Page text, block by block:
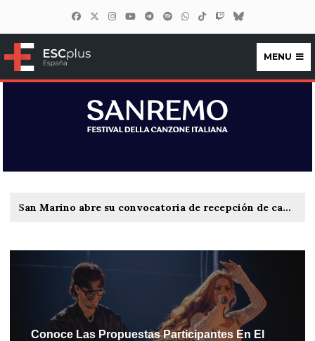
ESCplus España
MENU
San Marino abre su convocatoria de recepción de candidaturas para Eurovisión 2027 y planea elegir a su representante el 6 de marzo
Conoce Las Propuestas Participantes En El